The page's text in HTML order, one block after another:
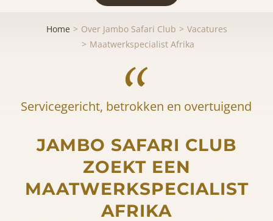
Home Over Jambo Safari Club
Vacatures
Maatwerkspecialist Afrika
Servicegericht, betrokken en overtuigend
JAMBO SAFARI CLUB
ZOEKT EEN
MAATWERKSPECIALIST
AFRIKA